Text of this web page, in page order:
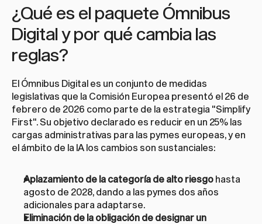
¿Qué es el paquete Ómnibus
Digital y por qué cambia las
reglas?
El Ómnibus Digital es un conjunto de medidas
legislativas que la Comisión Europea presentó el 26 de
febrero de 2026 como parte de la estrategia "Simplify
First". Su objetivo declarado es reducir en un 25% las
cargas administrativas para las pymes europeas, y en
el ámbito de la IA los cambios son sustanciales:
Aplazamiento de la categoría de alto riesgo hasta
agosto de 2028, dando a las pymes dos años
adicionales para adaptarse.
Eliminación de la obligación de designar un